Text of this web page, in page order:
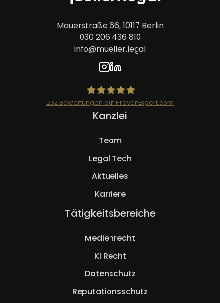
Mauerstraße 66, 10117 Berlin
030 206 436 810
info@mueller.legal
Mueller.legal
232 Bewertungen auf ProvenExpert.com
Kanzlei
Team
Legal Tech
Aktuelles
Karriere
Tätigkeitsbereiche
Medienrecht
KI Recht
Datenschutz
Reputationsschutz